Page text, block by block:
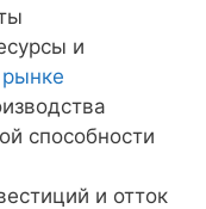
и
способности
и отток